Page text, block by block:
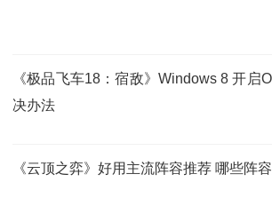
《极品飞车18：宿敌》Windows 8 开启
决办法
《云顶之弈》好用主流阵容推荐 哪些阵